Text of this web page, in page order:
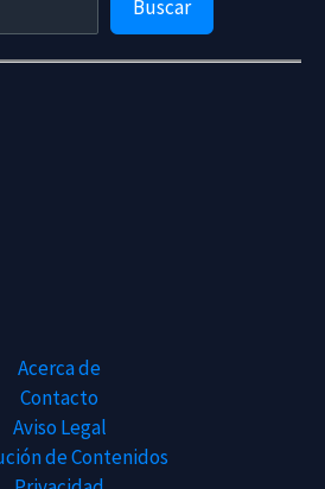
Buscar
Acerca de
Contacto
Aviso Legal
de Contenidos